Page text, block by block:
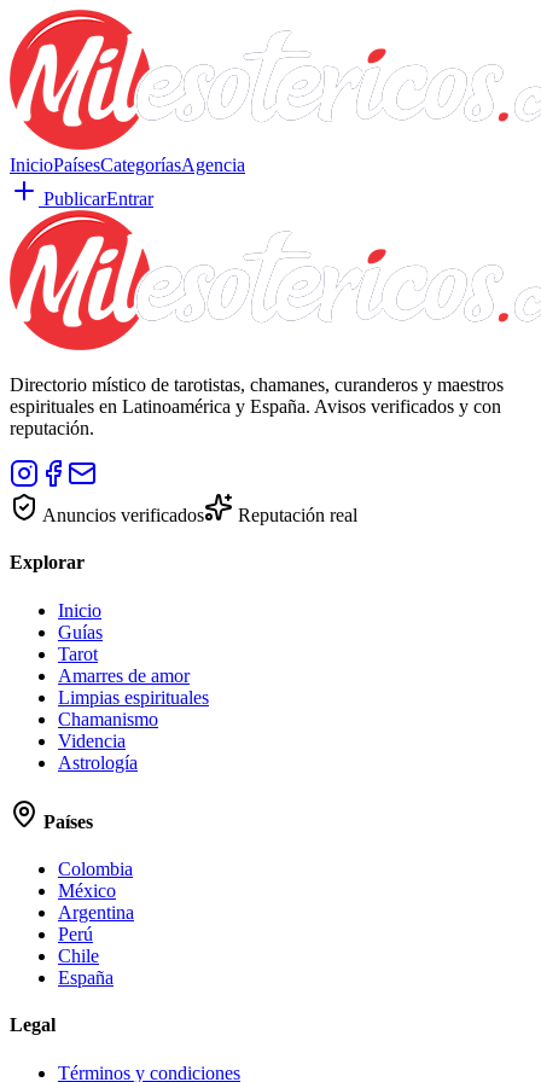
InicioPaísesCategoríasAgencia
PublicarEntrar
Directorio místico de tarotistas, chamanes, curanderos y maestros
espirituales en Latinoamérica y España. Avisos verificados y con
reputación.
Anuncios verificados Reputación real
Explorar
Inicio
Guías
Tarot
Amarres de amor
Limpias espirituales
Chamanismo
Videncia
Astrología
Países
Colombia
México
Argentina
Perú
Chile
España
Legal
Términos y condiciones